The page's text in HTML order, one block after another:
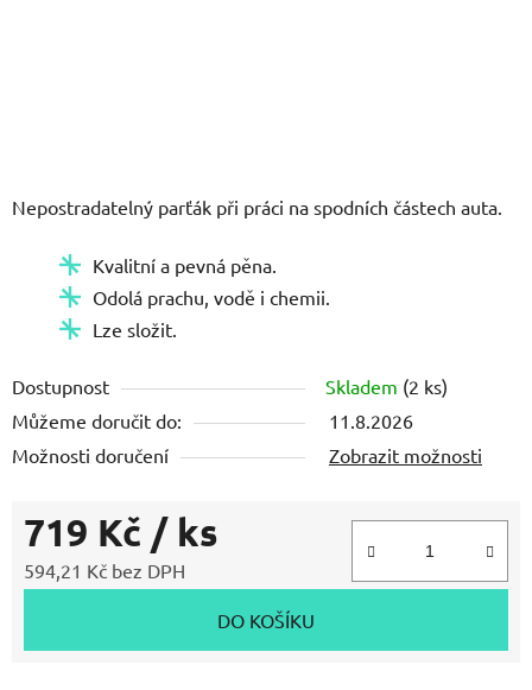
Nepostradatelný parťák při práci na spodních částech auta.
Kvalitní a pevná pěna.
Odolá prachu, vodě i chemii.
Lze složit.
Dostupnost Skladem (2 ks)
Můžeme doručit do:
11.8.2026
Možnosti doručení
Zobrazit možnosti
719 Kč / ks
594,21 Kč bez DPH
DO KOŠÍKU